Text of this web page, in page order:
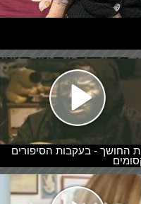
החושך - בעקבות הסיפורים